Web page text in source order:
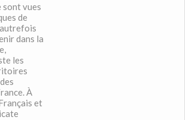
sont vues
de
dans la
les
À
et